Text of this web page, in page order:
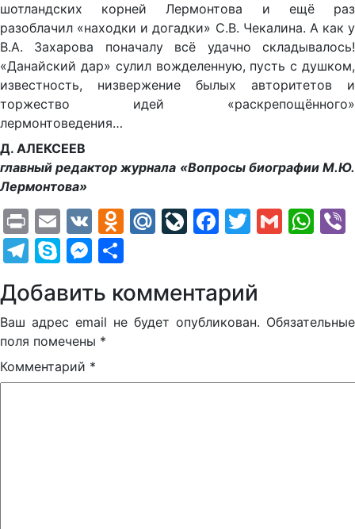
шотландских корней Лермонтова и ещё раз
разоблачил «находки и догадки» С.В. Чекалина. А как у
В.А. Захарова поначалу всё удачно складывалось!
«Данайский дар» сулил вожделенную, пусть с душком,
известность, низвержение былых авторитетов и
торжество идей «раскрепощённого»
лермонтоведения…
Д. АЛЕКСЕЕВ
главный редактор журнала «Вопросы биографии М.Ю.
Лермонтова»
PrintEmail
VK Odnoklassniki
Mail.Ru
LiveJournal
Facebook
Twitter
Gmail
Telegram
SkypeMessenger
Добавить комментарий
Ваш адрес email не будет опубликован. Обязательные
поля помечены *
Комментарий *